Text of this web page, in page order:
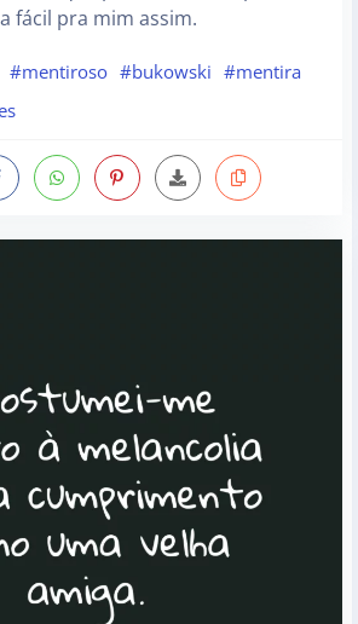
fácil pra mim assim.
#mentiroso #bukowski #mentira